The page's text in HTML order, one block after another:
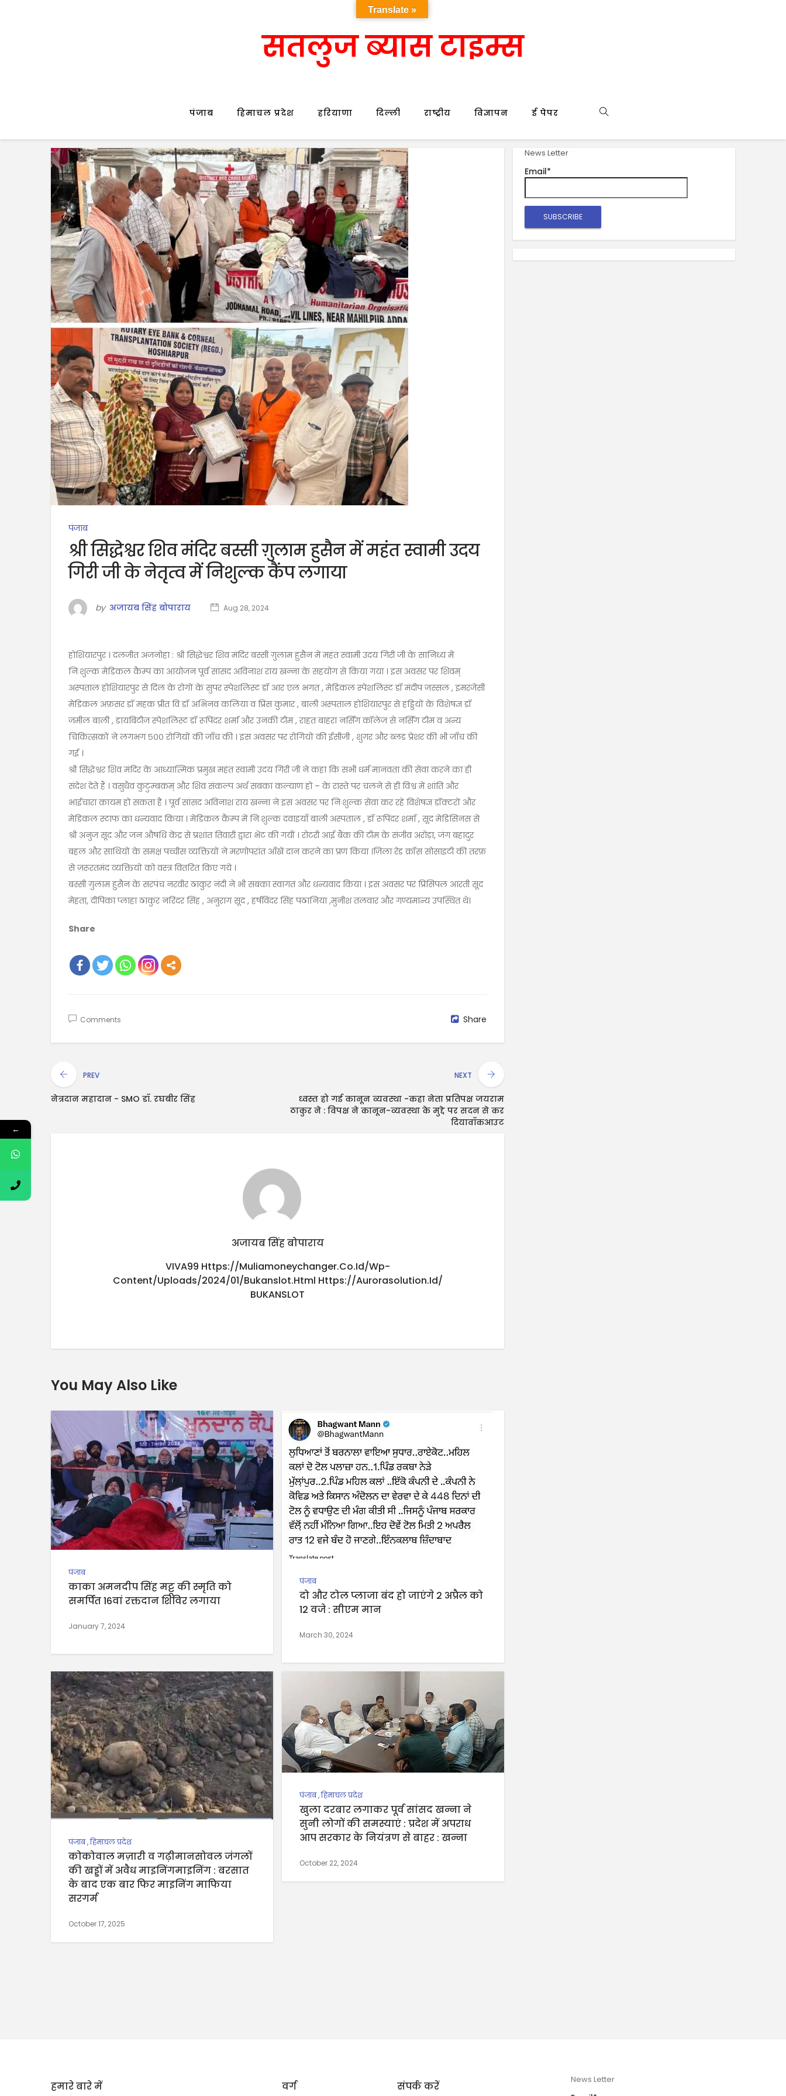
सतलुज ब्यास टाइम्स
पंजाब हिमाचल प्रदेश हरियाणा दिल्ली राष्ट्रीय विज्ञापन ई पेपर
पंजाब
श्री सिद्धेश्वर शिव मंदिर बस्सी ग़ुलाम हुसैन में महंत स्वामी उदय
गिरी जी के नेतृत्व में निशुल्क कैंप लगाया
by अजायब सिंह बोपाराय Aug 28, 2024
होशियारपुर । दलजीत अजनोहा : श्री सिद्धेश्वर शिव मंदिर बस्सी ग़ुलाम हुसैन में महंत स्वामी उदय गिरी जी के सानिध्य में
निःशुल्क मेडिकल कैम्प का आयोजन पूर्व सांसद अविनाश राय खन्ना के सहयोग से किया गया । इस अवसर पर शिवम्
अस्पताल होशियारपुर से दिल के रोगों के सुपर स्पेशलिस्ट डॉ आर एल भगत , मेडिकल स्पेशलिस्ट डॉ मंदीप जस्सल , इमरजेंसी
मेडिकल अफ़सर डॉ महक प्रीत वि डॉ अभिनव कलिया व प्रिंस कुमार , बाली अस्पताल होशियारपुर से हड्डियों के विशेषज्ञ डॉ
जमील बाली , डायबिटीज स्पेशलिस्ट डॉ रूपिंदर शर्मा और उनकी टीम , राहत बाहरा नर्सिंग कॉलेज से नर्सिंग टीम व अन्य
चिकित्सकों ने लगभग ५०० रोगियों की जाँच की । इस अवसर पर रोगियों की ईसीजी , शुग़र और ब्लड प्रेशर की भी जाँच की
गई ।
श्री सिद्धेश्वर शिव मंदिर के आध्यात्मिक प्रमुख महंत स्वामी उदय गिरी जी ने कहा कि सभी धर्म मानवता की सेवा करने का ही
संदेश देते हैं । वसुधैव कुटुम्बकम् और शिव संकल्प अर्थ सबका कल्याण हो – के रास्ते पर चलने से ही विश्व में शांति और
भाईचारा क़ायम हो सकता है । पूर्व सांसद अविनाश राय खन्ना ने इस अवसर पर निःशुल्क सेवा कर रहे विशेषज्ञ डॉक्टरों और
मेडिकल स्टाफ का धन्यवाद किया । मेडिकल कैम्प में निःशुल्क दवाइयाँ बाली अस्पताल , डॉ रूपिंदर शर्मा , सूद मेडिसिनस से
श्री अनुज सूद और जन औषधि केंद्र से प्रशांत तिवारी द्वारा भेंट की गयीं । रोटरी आई बैंक की टीम के संजीव अरोड़ा, जंग बहादुर
बहल और साथियों के समक्ष पच्चीस व्यक्तियों ने मरणोपरांत आँखें दान करने का प्रण किया ।ज़िला रेड क्रॉस सोसाइटी की तरफ़
से ज़रूरतमंद व्यक्तियों को वस्त्र वितरित किए गये ।
बस्सी ग़ुलाम हुसैन के सरपंच नरवीर ठाकुर नंदी ने भी सबका स्वागत और धन्यवाद किया । इस अवसर पर प्रिंसिपल आरती सूद
मेहता, दीपिका प्लाहा ठाकुर नरिंदर सिंह , अनुराग सूद , हर्षविंदर सिंह पठानिया ,मुनीश तलवार और गण्यमान्य उपस्थित थे।
Share
Comments Share
PREV
नेत्रदान महादान - SMO डॉ. रघबीर सिंह
NEXT
ध्वस्त हो गई कानून व्यवस्था -कहा नेता प्रतिपक्ष जयराम
ठाकुर ने : विपक्ष ने कानून-व्यवस्था के मुद्दे पर सदन से कर
दियावॉकआउट
अजायब सिंह बोपाराय
VIVA99 Https://muliamoneychanger.co.id/wp-
Content/uploads/2024/01/bukanslot.html Https://aurorasolution.id/
BUKANSLOT
You May Also Like
पंजाब
काका अमनदीप सिंह मट्टू की स्मृति को
समर्पित 16वां रक्तदान शिविर लगाया
January 7, 2024
पंजाब
दो और टोल प्लाजा बंद हो जाएंगे 2 अप्रैल को
12 वजे : सीएम मान
March 30, 2024
पंजाब,हिमाचल प्रदेश
कोकोवाल मज़ारी व गढ़ीमानसोवल जंगलों
की खड्डों में अवैध माइनिंगमाइनिंग : बरसात
के बाद एक बार फिर माइनिंग माफिया
सरगर्म
October 17, 2025
पंजाब,हिमाचल प्रदेश
खुला दरबार लगाकर पूर्व सांसद खन्ना ने
सुनी लोगों की समस्याएं : प्रदेश में अपराध
आप सरकार के नियंत्रण से बाहर : खन्ना
October 22, 2024
News Letter
Email*
हमारे बारे में वर्ग संपर्क करें
News Letter
Translate »
←